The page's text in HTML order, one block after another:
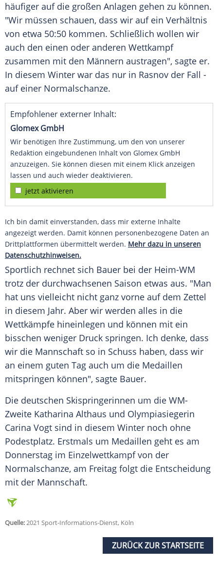
häufiger auf die großen Anlagen gehen zu können.
"Wir müssen schauen, dass wir auf ein Verhältnis
von etwa 50:50 kommen. Schließlich wollen wir
auch den einen oder anderen Wettkampf
zusammen mit den Männern austragen", sagte er.
In diesem Winter war das nur in Rasnov der Fall -
auf einer Normalschanze.
Empfohlener externer Inhalt:
Glomex GmbH
Wir benötigen Ihre Zustimmung, um den von unserer
Redaktion eingebundenen Inhalt von Glomex GmbH
anzuzeigen. Sie können diesen mit einem Klick anzeigen
lassen und auch wieder deaktivieren.
jetzt aktivieren
Ich bin damit einverstanden, dass mir externe Inhalte
angezeigt werden. Damit können personenbezogene Daten an
Drittplattformen übermittelt werden. Mehr dazu in unseren
Datenschutzhinweisen.
Sportlich rechnet sich Bauer bei der Heim-WM
trotz der durchwachsenen Saison etwas aus. "Man
hat uns vielleicht nicht ganz vorne auf dem Zettel
in diesem Jahr. Aber wir werden alles in die
Wettkämpfe hineinlegen und können mit ein
bisschen weniger Druck springen. Ich denke, dass
wir die Mannschaft so in Schuss haben, dass wir
an einem guten Tag auch um die Medaillen
mitspringen können", sagte Bauer.
Die deutschen Skispringerinnen um die WM-
Zweite Katharina Althaus und Olympiasiegerin
Carina Vogt sind in diesem Winter noch ohne
Podestplatz. Erstmals um Medaillen geht es am
Donnerstag im Einzelwettkampf von der
Normalschanze, am Freitag folgt die Entscheidung
mit der Mannschaft.
Quelle:2021 Sport-Informations-Dienst, Köln
ZURÜCK ZUR STARTSEITE